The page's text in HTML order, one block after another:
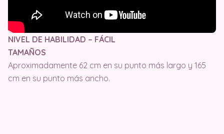
NIVEL DE HABILIDAD – FÁCIL
TAMAÑOS
Aproximadamente 62 cm en su punto más largo y 165
cm en su punto más ancho.